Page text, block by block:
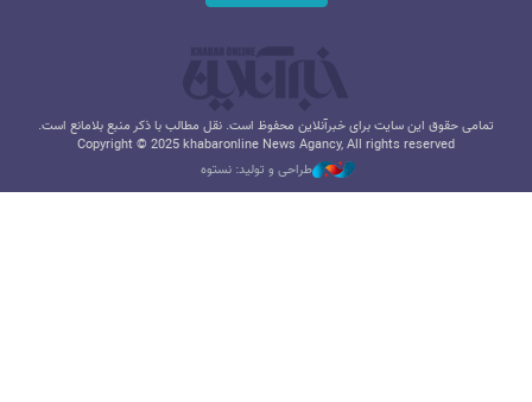
تمامی حقوق این سایت برای خبرآنلاین محفوظ است. نقل مطالب با ذکر منبع بلامانع است.
Copyright © 2025 khabaronline News Agancy, All rights reserved
طراحی و تولید: نستوه